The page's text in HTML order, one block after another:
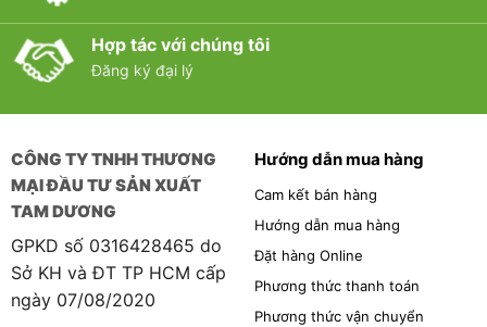
Hợp tác với chúng tôi
Đăng ký đại lý
CÔNG TY TNHH THƯƠNG
MẠI ĐẦU TƯ SẢN XUẤT
TAM DƯƠNG
GPKD số 0316428465 do
Sở KH và ĐT TP HCM cấp
ngày 07/08/2020
Hướng dẫn mua hàng
Cam kết bán hàng
Hướng dẫn mua hàng
Đặt hàng Online
Phương thức thanh toán
Phương thức vận chuyển